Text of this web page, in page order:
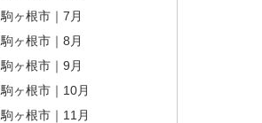
駒ヶ根市｜7月
駒ヶ根市｜8月
駒ヶ根市｜9月
駒ヶ根市｜10月
駒ヶ根市｜11月